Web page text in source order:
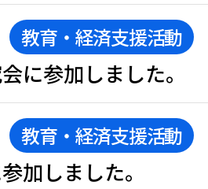
教育・経済支援活動
に参加しました。
教育・経済支援活動
加しました。